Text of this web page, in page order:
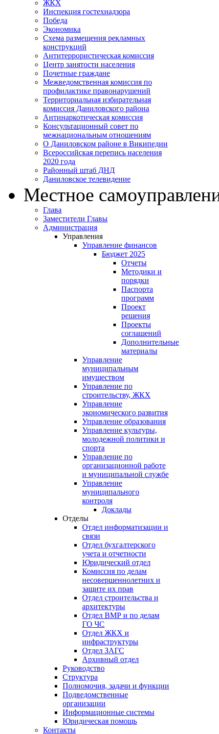
ЖКХ
Инспекция гостехнадзора
Победа
Экономика
Схема размещения рекламных
конструкций
Антитеррористическая комиссия
Центр занятости населения
Почетные граждане
Межведомственная комиссия по
профилактике правонарушений
Территориальная избирательная
комиссия Даниловского района
Антинаркотическая комиссия
Консультационный совет по
межнациональным отношениям
О Даниловском районе в Википедии
Всероссийская перепись населения
2020 года
Районный штаб ДНД
Даниловское телевидение
Местное
Глава
Заместители Главы
Администрация
Управления
Управление финансов
Бюджет 2025
Отчеты
Методики и
порядки
Паспорта
программ
Проект
решения
Проекты
соглашений
Дополнительные
материалы
Управление
муниципальным
имуществом
Управление по
строительству, ЖКХ
Управление
экономического развития
Управление образования
Управление культуры,
молодежной политики и
спорта
Управление по
организационной работе
и муниципальной службе
Управление
муниципального
контроля
Доклады
Отделы
Отдел информатизации и
связи
Отдел бухгалтерского
учета и отчетности
Юридический отдел
Комиссия по делам
несовершеннолетних и
защите их прав
Отдел строительства и
архитектуры
Отдел ВМР и по делам
ГО ЧС
Отдел ЖКХ и
инфраструктуры
Отдел ЗАГС
Архивный отдел
Руководство
Структура
Полномочия, задачи и функции
Подведомственные
организации
Информационные системы
Юридическая помощь
Контакты